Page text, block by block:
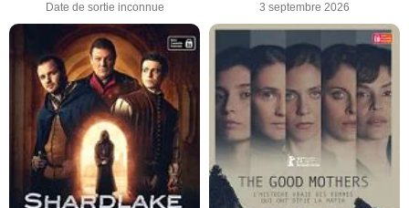
Date de sortie inconnue 3 septembre 2026